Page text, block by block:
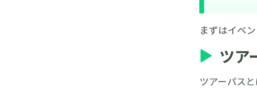
まずはイベ
ツア
ツアーパス